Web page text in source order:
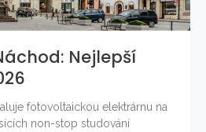
Nejlepší
fotovoltaickou elektrárnu na
non-stop studování